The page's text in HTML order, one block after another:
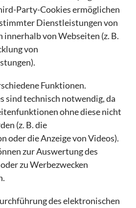
Party-Cookies ermöglichen
Dienstleistungen von
von Webseiten (z. B.
von
Funktionen.
sind technisch notwendig, da
ohne diese nicht
(z. B. die
oder die Anzeige von Videos).
zur Auswertung des
zu Werbezwecken
des elektronischen